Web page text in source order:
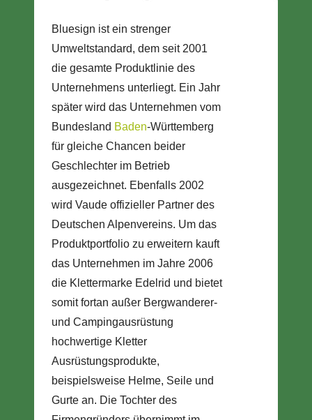
Bluesign ist ein strenger
Umweltstandard, dem seit 2001
die gesamte Produktlinie des
Unternehmens unterliegt. Ein Jahr
später wird das Unternehmen vom
Bundesland Baden-Württemberg
für gleiche Chancen beider
Geschlechter im Betrieb
ausgezeichnet. Ebenfalls 2002
wird Vaude offizieller Partner des
Deutschen Alpenvereins. Um das
Produktportfolio zu erweitern kauft
das Unternehmen im Jahre 2006
die Klettermarke Edelrid und bietet
somit fortan außer Bergwanderer-
und Campingausrüstung
hochwertige Kletter
Ausrüstungsprodukte,
beispielsweise Helme, Seile und
Gurte an. Die Tochter des